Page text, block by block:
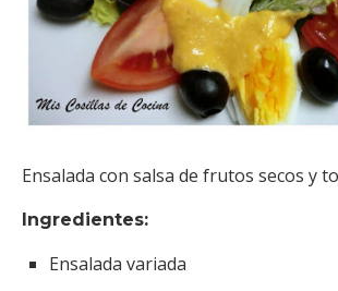
Ensalada con salsa de frutos secos y
Ingredientes:
Ensalada variada